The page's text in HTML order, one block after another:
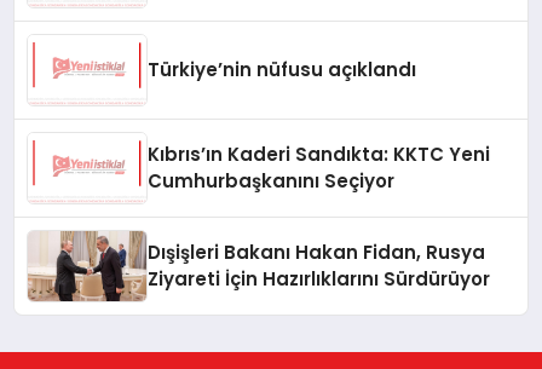
Türkiye’nin nüfusu açıklandı
Kıbrıs’ın Kaderi Sandıkta: KKTC Yeni
Cumhurbaşkanını Seçiyor
Dışişleri Bakanı Hakan Fidan, Rusya
Ziyareti İçin Hazırlıklarını Sürdürüyor